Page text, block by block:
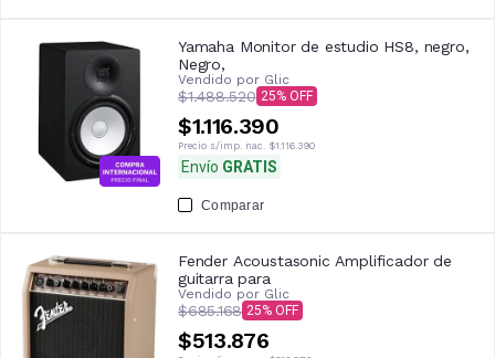
Yamaha Monitor de estudio HS8, negro,
Negro,
Vendido por Glic
$1.488.520 25
$1.116.390
Precio s/imp. nac. $1.116.390
Envío GRATIS
Comparar
Fender Acoustasonic Amplificador de
guitarra para
Vendido por Glic
$685.168 25
$513.876